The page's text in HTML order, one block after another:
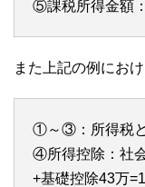
⑤課税所得金額
また上記の例にお
①～③：所得税と
④所得控除：社
+基礎控除43万